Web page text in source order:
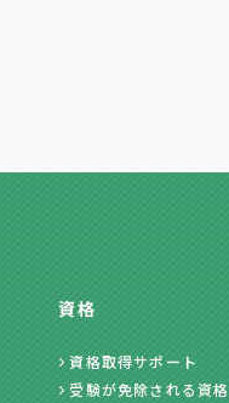
資格
資格取得サポート
受験が免除される資格